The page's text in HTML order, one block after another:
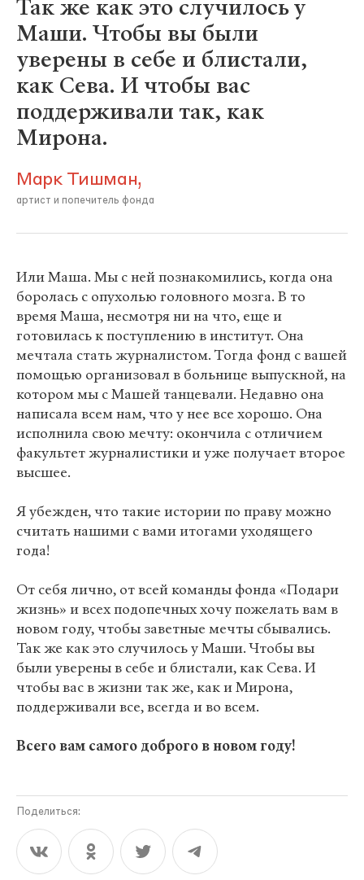
Так же как это случилось у
Маши. Чтобы вы были
уверены в себе и блистали,
как Сева. И чтобы вас
поддерживали так, как
Мирона.
Марк Тишман,
артист и попечитель фонда
Или Маша. Мы с ней познакомились, когда она
боролась с опухолью головного мозга. В то
время Маша, несмотря ни на что, еще и
готовилась к поступлению в институт. Она
мечтала стать журналистом. Тогда фонд с вашей
помощью организовал в больнице выпускной, на
котором мы с Машей танцевали. Недавно она
написала всем нам, что у нее все хорошо. Она
исполнила свою мечту: окончила с отличием
факультет журналистики и уже получает второе
высшее.
Я убежден, что такие истории по праву можно
считать нашими с вами итогами уходящего
года!
От себя лично, от всей команды фонда «Подари
жизнь» и всех подопечных хочу пожелать вам в
новом году, чтобы заветные мечты сбывались.
Так же как это случилось у Маши. Чтобы вы
были уверены в себе и блистали, как Сева. И
чтобы вас в жизни так же, как и Мирона,
поддерживали все, всегда и во всем.
Всего вам самого доброго в новом году!
Поделиться: